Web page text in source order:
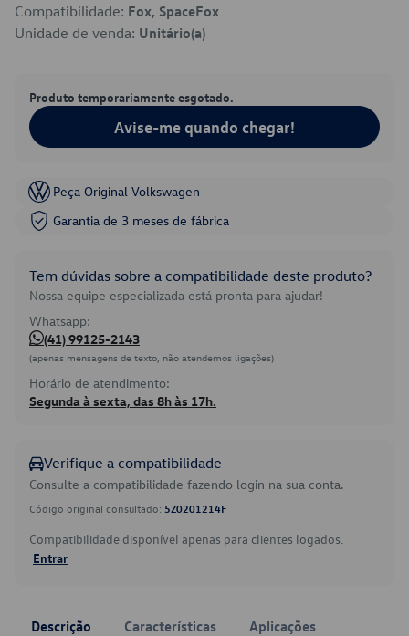
Compatibilidade: Fox, SpaceFox
Unidade de venda: Unitário(a)
Produto temporariamente esgotado.
Avise-me quando chegar!
Peça Original Volkswagen
Garantia de 3 meses de fábrica
Tem dúvidas sobre a compatibilidade deste produto?
Nossa equipe especializada está pronta para ajudar!
Whatsapp:
(41) 99125-2143
(apenas mensagens de texto, não atendemos ligações)
Horário de atendimento:
Segunda à sexta, das 8h às 17h.
Verifique a compatibilidade
Consulte a compatibilidade fazendo login na sua conta.
Código original consultado: 5Z0201214F
Compatibilidade disponível apenas para clientes logados.
Entrar
Descrição Características Aplicações